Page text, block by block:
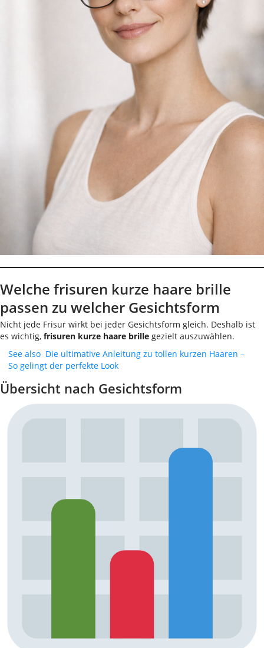
Welche frisuren kurze haare brille
passen zu welcher Gesichtsform
Nicht jede Frisur wirkt bei jeder Gesichtsform gleich. Deshalb ist
es wichtig, frisuren kurze haare brille gezielt auszuwählen.
See also Die ultimative Anleitung zu tollen kurzen Haaren –
So gelingt der perfekte Look
Übersicht nach Gesichtsform